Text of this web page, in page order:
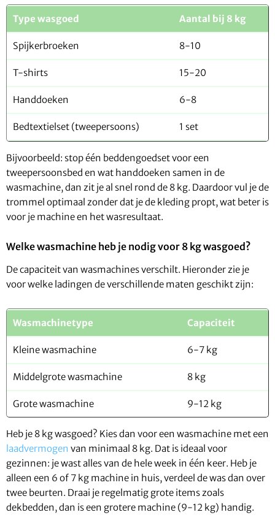
Type wasgoed Aantal bij 8 kg
Spijkerbroeken 8-10
T-shirts 15-20
Handdoeken 6-8
Bedtextielset (tweepersoons) 1 set
Bijvoorbeeld: stop één beddengoedset voor een
tweepersoonsbed en wat handdoeken samen in de
wasmachine, dan zit je al snel rond de 8 kg. Daardoor vul je de
trommel optimaal zonder dat je de kleding propt, wat beter is
voor je machine en het wasresultaat.
Welke wasmachine heb je nodig voor 8 kg wasgoed?
De capaciteit van wasmachines verschilt. Hieronder zie je
voor welke ladingen de verschillende maten geschikt zijn:
Wasmachinetype Capaciteit
Kleine wasmachine 6-7 kg
Middelgrote wasmachine 8 kg
Grote wasmachine 9-12 kg
Heb je 8 kg wasgoed? Kies dan voor een wasmachine met een
laadvermogen van minimaal 8 kg. Dat is ideaal voor
gezinnen: je wast alles van de hele week in één keer. Heb je
alleen een 6 of 7 kg machine in huis, verdeel de was dan over
twee beurten. Draai je regelmatig grote items zoals
dekbedden, dan is een grotere machine (9-12 kg) handig.